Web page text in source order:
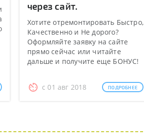
через сайт.
Хотите отремонтировать Быстро,
Качественно и Не дорого?
Оформляйте заявку на сайте
прямо сейчас или читайте
дальше и получите еще БОНУС!
с 01 авг 2018 ПОДРОБНЕЕ